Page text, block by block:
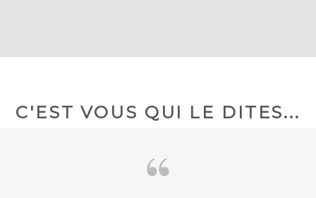
C'EST VOUS QUI LE DITES...